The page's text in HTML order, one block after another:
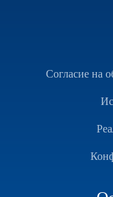
Согласие на